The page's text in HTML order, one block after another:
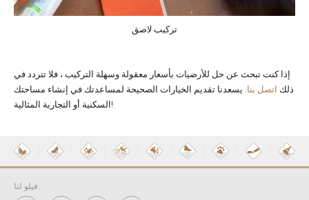
تركيب لاصق
إذا كنت تبحث عن حل للأرضيات بأسعار معقولة وسهلة التركيب ، فلا تتردد في
ذلك اتصل بنا . يسعدنا تقديم الخيارات الصحيحة لمساعدتك في إنشاء مساحتك
السكنية أو التجارية المثالية!
فيلو لنا: